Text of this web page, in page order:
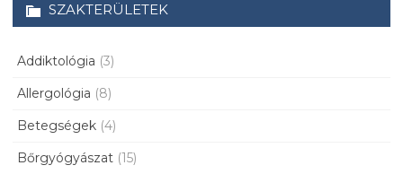
SZAKTERÜLETEK
Addiktológia (3)
Allergológia (8)
Betegségek (4)
Bőrgyógyászat (15)